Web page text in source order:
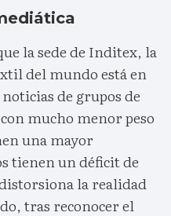
la sede de Inditex, la
del mundo está en
de grupos de
mucho menor peso
una mayor
tienen un déficit de
la realidad
tras reconocer el